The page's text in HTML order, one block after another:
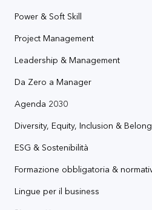
Power & Soft Skill
Project Management
Leadership & Management
Da Zero a Manager
Agenda 2030
Diversity, Equity, Inclusion &
ESG & Sostenibilità
Formazione obbligatoria &
Lingue per il business